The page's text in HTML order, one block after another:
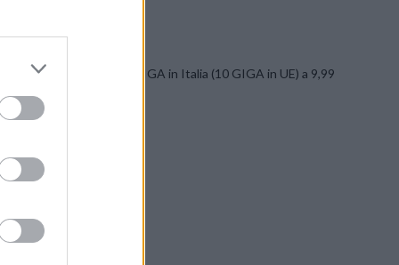
In Italia e UE e 50 GIGA in Italia (10 GIGA in UE) a 9,99